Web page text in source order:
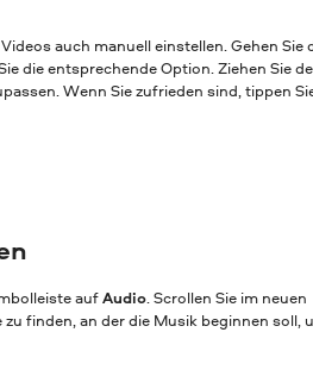
auch manuell einstellen. Gehen Sie
die entsprechende Option. Ziehen Sie
Wenn Sie zufrieden sind, tippen
aufAudio. Scrollen Sie im neuen
zu finden, an der die Musik beginnen soll,